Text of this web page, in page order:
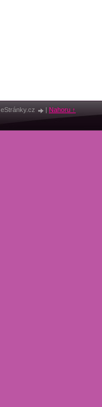
| Nahoru ↑